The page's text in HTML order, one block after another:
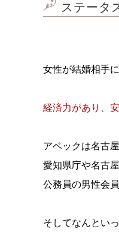
ステータ
女性が結婚相手
経済力があり、
アベックは名古
愛知県庁や名古
公務員の男性会
そしてなんとい